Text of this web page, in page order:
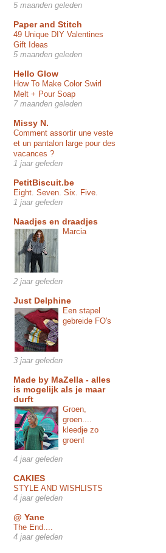
5 maanden geleden
Paper and Stitch
49 Unique DIY Valentines
Gift Ideas
5 maanden geleden
Hello Glow
How To Make Color Swirl
Melt + Pour Soap
7 maanden geleden
Missy N.
Comment assortir une veste
et un pantalon large pour des
vacances ?
1 jaar geleden
PetitBiscuit.be
Eight. Seven. Six. Five.
1 jaar geleden
Naadjes en draadjes
Marcia
2 jaar geleden
Just Delphine
Een stapel
gebreide FO's
3 jaar geleden
Made by MaZella - alles
is mogelijk als je maar
durft
Groen,
groen....
kleedje zo
groen!
4 jaar geleden
CAKIES
STYLE AND WISHLISTS
4 jaar geleden
@ Yane
The End....
4 jaar geleden